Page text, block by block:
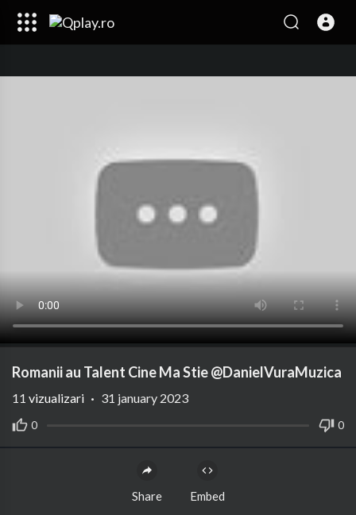
Romanii au Talent Cine Ma Stie @DanielVuraMuzica
0 0
11 vizualizari · 31 january 2023
Share Embed